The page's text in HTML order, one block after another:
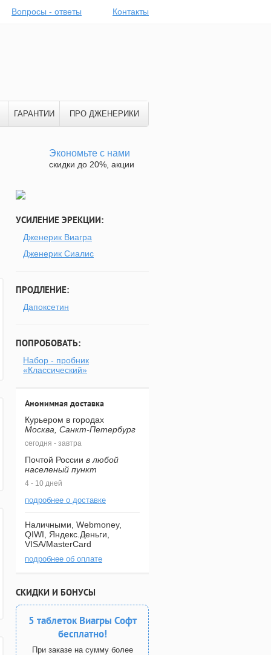
Вопросы - ответы Контакты
ГАРАНТИИ ПРО ДЖЕНЕРИКИ
Экономьте с нами
скидки до 20%, акции
УСИЛЕНИЕ ЭРЕКЦИИ:
Дженерик Виагра
Дженерик Сиалис
ПРОДЛЕНИЕ:
Дапоксетин
ПОПРОБОВАТЬ:
Набор - пробник
«Классический»
Анонимная доставка
Курьером в городах
Москва, Санкт-Петербург
сегодня - завтра
Почтой России в любой
населеный пункт
4 - 10 дней
подробнее о доставке
Наличными, Webmoney,
QIWI, Яндекс.Деньги,
VISA/MasterCard
подробнее об оплате
СКИДКИ И БОНУСЫ
5 таблеток Виагры Софт
бесплатно!
При заказе на сумму более